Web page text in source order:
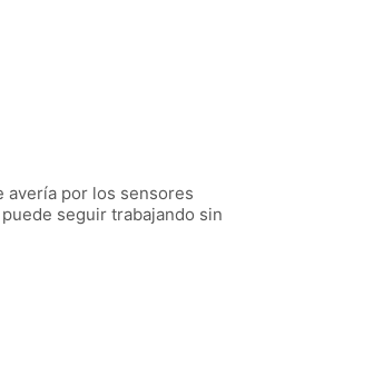
avería por los sensores
seguir trabajando sin